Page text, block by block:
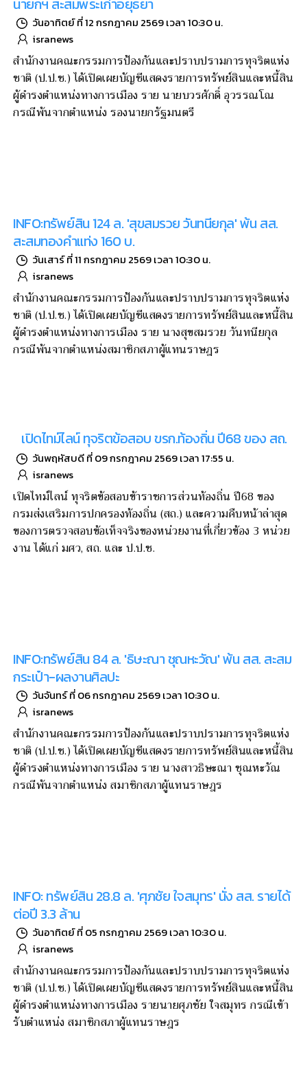
นายกฯ สะสมพระเก่าอยุธยา
วันอาทิตย์ ที่ 12 กรกฎาคม 2569 เวลา 10:30 น.
isranews
สำนักงานคณะกรรมการป้องกันและปราบปรามการทุจริตแห่ง
ชาติ (ป.ป.ช.) ได้เปิดเผยบัญชีแสดงรายการทรัพย์สินและหนี้สิน
ผู้ดำรงตำแหน่งทางการเมือง ราย นายบวรศักดิ์ อุวรรณโณ
กรณีพ้นจากตำแหน่ง รองนายกรัฐมนตรี
INFO:ทรัพย์สิน 124 ล. 'สุขสมรวย วันทนียกุล' พ้น สส.
สะสมทองคำแท่ง 160 บ.
วันเสาร์ ที่ 11 กรกฎาคม 2569 เวลา 10:30 น.
isranews
สำนักงานคณะกรรมการป้องกันและปราบปรามการทุจริตแห่ง
ชาติ (ป.ป.ช.) ได้เปิดเผยบัญชีแสดงรายการทรัพย์สินและหนี้สิน
ผู้ดำรงตำแหน่งทางการเมือง ราย นางสุขสมรวย วันทนียกุล
กรณีพ้นจากตำแหน่งสมาชิกสภาผู้แทนราษฎร
เปิดไทม์ไลน์ ทุจริตข้อสอบ ขรก.ท้องถิ่น ปี68 ของ สถ.
วันพฤหัสบดี ที่ 09 กรกฎาคม 2569 เวลา 17:55 น.
isranews
เปิดไทม์ไลน์ ทุจริตข้อสอบข้าราชการส่วนท้องถิ่น ปี68 ของ
กรมส่งเสริมการปกครองท้องถิ่น (สถ.) และความคืบหน้าล่าสุด
ของการตรวจสอบข้อเท็จจริงของหน่วยงานที่เกี่ยวข้อง 3 หน่วย
งาน ได้แก่ มศว, สถ. และ ป.ป.ช.
INFO:ทรัพย์สิน 84 ล. 'ธิษะณา ชุณหะวัณ' พ้น สส. สะสม
กระเป๋า-ผลงานศิลปะ
วันจันทร์ ที่ 06 กรกฎาคม 2569 เวลา 10:30 น.
isranews
สำนักงานคณะกรรมการป้องกันและปราบปรามการทุจริตแห่ง
ชาติ (ป.ป.ช.) ได้เปิดเผยบัญชีแสดงรายการทรัพย์สินและหนี้สิน
ผู้ดำรงตำแหน่งทางการเมือง ราย นางสาวธิษะณา ชุณหะวัณ
กรณีพ้นจากตำแหน่ง สมาชิกสภาผู้แทนราษฎร
INFO: ทรัพย์สิน 28.8 ล. 'ศุภชัย ใจสมุทร' นั่ง สส. รายได้
ต่อปี 3.3 ล้าน
วันอาทิตย์ ที่ 05 กรกฎาคม 2569 เวลา 10:30 น.
isranews
สำนักงานคณะกรรมการป้องกันและปราบปรามการทุจริตแห่ง
ชาติ (ป.ป.ช.) ได้เปิดเผยบัญชีแสดงรายการทรัพย์สินและหนี้สิน
ผู้ดำรงตำแหน่งทางการเมือง รายนายศุภชัย ใจสมุทร กรณีเข้า
รับตำแหน่ง สมาชิกสภาผู้แทนราษฎร